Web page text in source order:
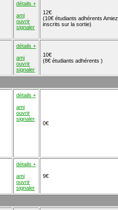
détails +
ami
ouvrir
signaler
12€
(10€ étudiants adhérents Amiez
inscrits sur la sortie)
détails +
ami
ouvrir
signaler
10€
(8€ étudiants adhérents )
détails +
ami
ouvrir
signaler
0€
détails +
ami
ouvrir
signaler
9€